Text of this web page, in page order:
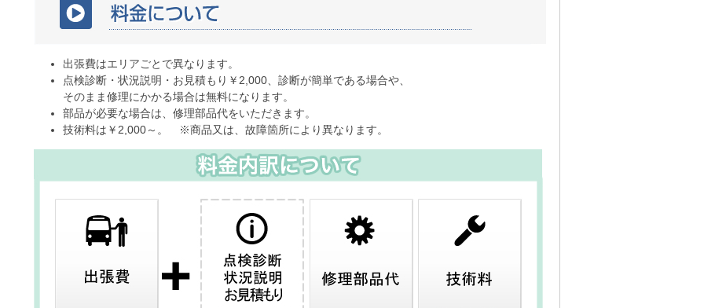
出張費はエリアごとで異なります。
点検診断・状況説明・お見積もり￥2,000、診断が簡単である場合や、
そのまま修理にかかる場合は無料になります。
部品が必要な場合は、修理部品代をいただきます。
技術料は￥2,000～。 ※商品又は、故障箇所により異なります。